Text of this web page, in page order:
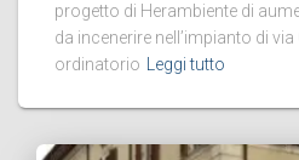
progetto di Herambiente di
da incenerire nell’impianto di
ordinatorio
Leggi tutto